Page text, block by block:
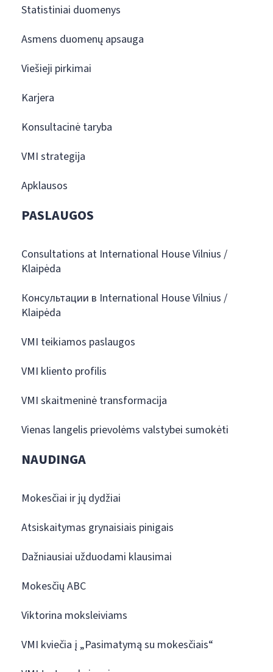
Statistiniai duomenys
Asmens duomenų apsauga
Viešieji pirkimai
Karjera
Konsultacinė taryba
VMI strategija
Apklausos
PASLAUGOS
Consultations at International House Vilnius /
Klaipėda
Консультации в International House Vilnius /
Klaipėda
VMI teikiamos paslaugos
VMI kliento profilis
VMI skaitmeninė transformacija
Vienas langelis prievolėms valstybei sumokėti
NAUDINGA
Mokesčiai ir jų dydžiai
Atsiskaitymas grynaisiais pinigais
Dažniausiai užduodami klausimai
Mokesčių ABC
Viktorina moksleiviams
VMI kviečia į „Pasimatymą su mokesčiais“